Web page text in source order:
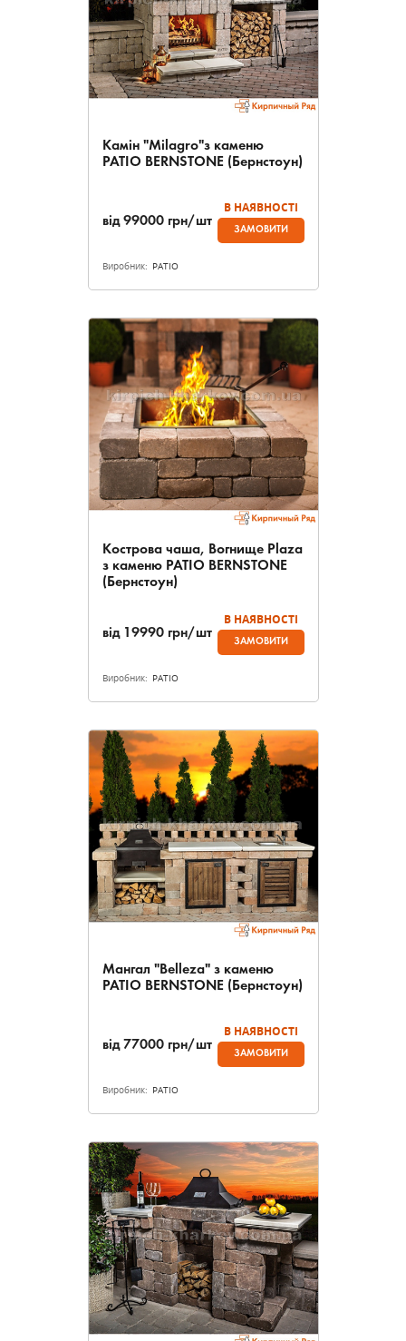
Камін "Milagro"з каменю
PATIO BERNSTONE (Бернстоун)
від 99000 грн/шт
В НАЯВНОСТІ
ЗАМОВИТИ
Виробник: PATIO
Кострова чаша, Вогнище Plaza
з каменю PATIO BERNSTONE
(Бернстоун)
від 19990 грн/шт
В НАЯВНОСТІ
ЗАМОВИТИ
Виробник: PATIO
Мангал "Belleza" з каменю
PATIO BERNSTONE (Бернстоун)
від 77000 грн/шт
В НАЯВНОСТІ
ЗАМОВИТИ
Виробник: PATIO